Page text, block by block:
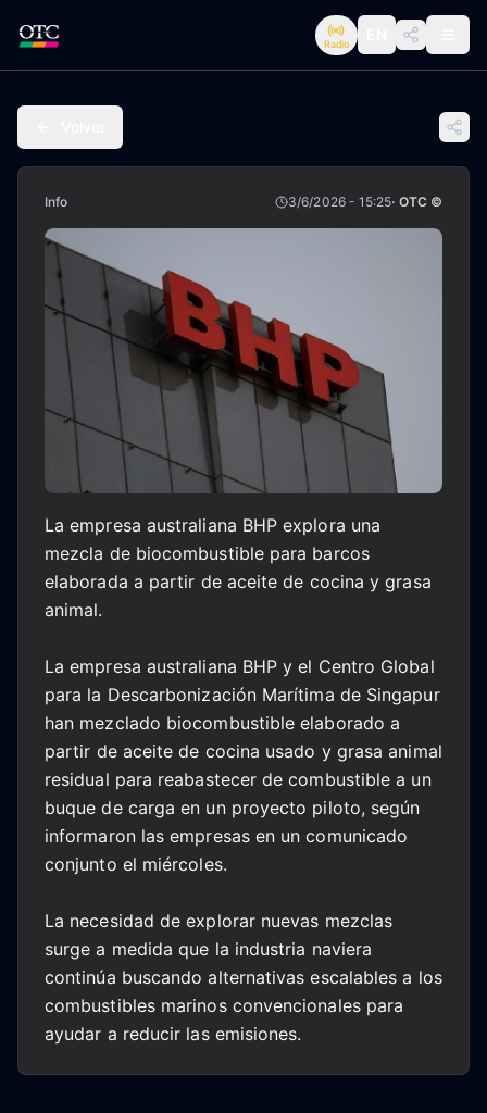
Radio
Info 3/6/2026 - 15:25· OTC ©
La empresa australiana BHP explora una
mezcla de biocombustible para barcos
elaborada a partir de aceite de cocina y grasa
animal.
La empresa australiana BHP y el Centro Global
para la Descarbonización Marítima de Singapur
han mezclado biocombustible elaborado a
partir de aceite de cocina usado y grasa animal
residual para reabastecer de combustible a un
buque de carga en un proyecto piloto, según
informaron las empresas en un comunicado
conjunto el miércoles.
La necesidad de explorar nuevas mezclas
surge a medida que la industria naviera
continúa buscando alternativas escalables a los
combustibles marinos convencionales para
ayudar a reducir las emisiones.